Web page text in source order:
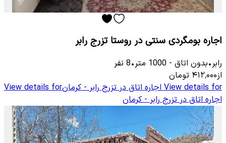
اجاره بومگردی سنتی در روستا تزرج رابر
رابر•بدون اتاق -
1000 متر•
8 نفر
از۴۱۲٬۰۰۰ تومان
View details for اجاره اتاق در تزرج رابر - کرمانView details for
اجاره اتاق در تزرج رابر - کرمان